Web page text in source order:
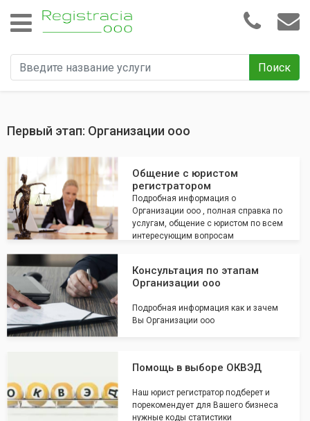
Поиск
Первый этап: Организации ооо
Общение с юристом
регистратором
Подробная информация о
Организации ооо , полная справка по
услугам, общение с юристом по всем
интересующим вопросам
Консультация по этапам
Организации ооо
Подробная информация как и зачем
Вы Организации ооо
Помощь в выборе ОКВЭД
Наш юрист регистратор подберет и
порекомендует для Вашего бизнеса
нужные коды статистики